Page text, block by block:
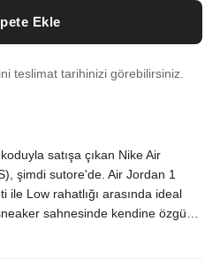
Ekle
teslimat tarihinizi görebilirsiniz.
satışa çıkan Nike Air
şimdi sutore'de. Air Jordan 1
ile Low rahatlığı arasında ideal
sahnesinde kendine özgü